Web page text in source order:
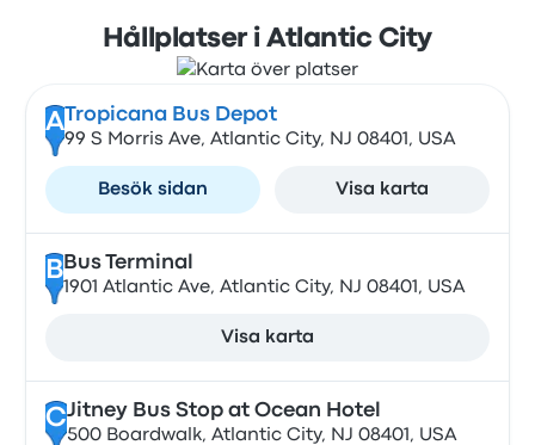
Hållplatser i Atlantic City
A Tropicana Bus Depot
99 S Morris Ave, Atlantic City, NJ 08401, USA
Besök sidan Visa karta
B Bus Terminal
1901 Atlantic Ave, Atlantic City, NJ 08401, USA
Visa karta
CJitney Bus Stop at Ocean Hotel
500 Boardwalk, Atlantic City, NJ 08401, USA